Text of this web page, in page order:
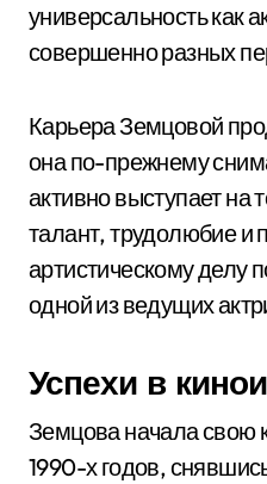
универсальность как
совершенно разных
Карьера Земцовой
она по-прежнему
активно выступает на
талант, трудолюбие и
артистическому делу
одной из ведущих
Успехи в
Земцова начала свою
1990-х годов,